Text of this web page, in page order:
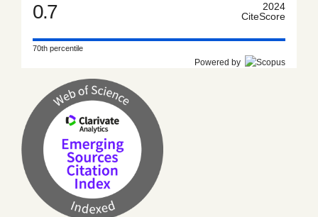
0.7
2024
CiteScore
70th percentile
Powered by